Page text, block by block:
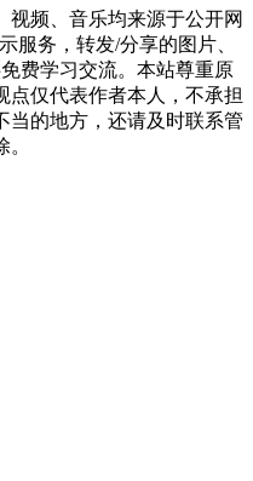
视频、音乐均来源于公开网
服务，转发/分享的图片、
费学习交流。本站尊重原
点仅代表作者本人，不承担
当的地方，还请及时联系管